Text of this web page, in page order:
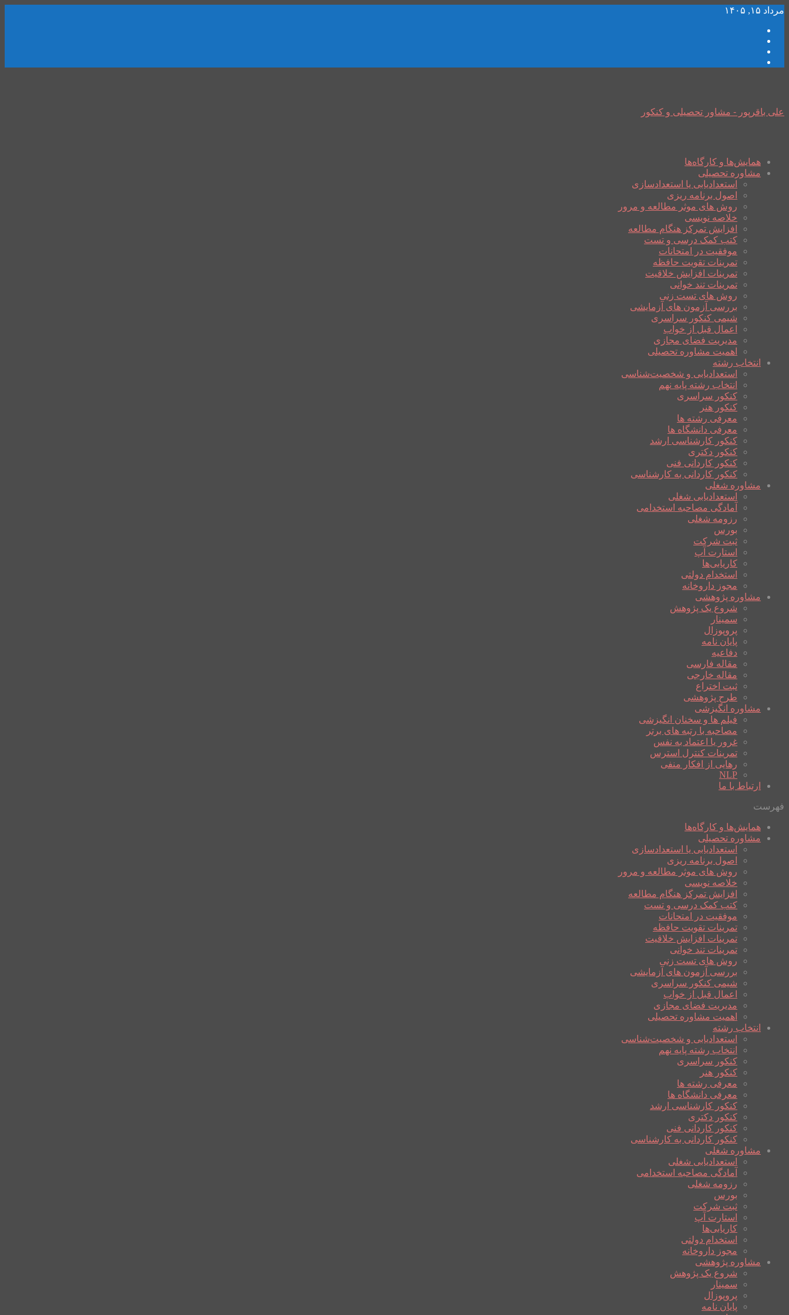
مرداد ۱۵, ۱۴۰۵
علی باقرپور - مشاور تحصیلی و کنکور
همایش‌ها و کارگاه‌ها
مشاوره تحصیلی
استعدادیابی یا استعدادسازی
اصول برنامه ریزی
روش های موثر مطالعه و مرور
خلاصه نویسی
افزایش تمرکز هنگام مطالعه
کتب کمک درسی و تست
موفقیت در امتحانات
تمرینات تقویت حافظه
تمرینات افزایش خلاقیت
تمرینات تند خوانی
روش های تست زنی
بررسی آزمون های آزمایشی
شیمی کنکور سراسری
اعمال قبل از خواب
مدیریت فضای مجازی
اهمیت مشاوره تحصیلی
انتخاب رشته
استعدادیابی و شخصیت‌شناسی
انتخاب رشته پایه نهم
کنکور سراسری
کنکور هنر
معرفی رشته ها
معرفی دانشگاه ها
کنکور کارشناسی ارشد
کنکور دکتری
کنکور کاردانی فنی
کنکور کاردانی به کارشناسی
مشاوره شغلی
استعدادیابی شغلی
آمادگی مصاحبه استخدامی
رزومه شغلی
بورس
ثبت شرکت
استارت آپ
کاریابی‌ها
استخدام دولتی
مجوز داروخانه
مشاوره پژوهشی
شروع یک پژوهش
سمینار
پروپوزال
پایان نامه
دفاعیه
مقاله فارسی
مقاله خارجی
ثبت اختراع
طرح پژوهشی
مشاوره انگیزشی
فیلم ها و سخنان انگیزشی
مصاحبه با رتبه های برتر
غرور یا اعتماد به نفس
تمرینات کنترل استرس
رهایی از افکار منفی
NLP
ارتباط با ما
فهرست
همایش‌ها و کارگاه‌ها
مشاوره تحصیلی
استعدادیابی یا استعدادسازی
اصول برنامه ریزی
روش های موثر مطالعه و مرور
خلاصه نویسی
افزایش تمرکز هنگام مطالعه
کتب کمک درسی و تست
موفقیت در امتحانات
تمرینات تقویت حافظه
تمرینات افزایش خلاقیت
تمرینات تند خوانی
روش های تست زنی
بررسی آزمون های آزمایشی
شیمی کنکور سراسری
اعمال قبل از خواب
مدیریت فضای مجازی
اهمیت مشاوره تحصیلی
انتخاب رشته
استعدادیابی و شخصیت‌شناسی
انتخاب رشته پایه نهم
کنکور سراسری
کنکور هنر
معرفی رشته ها
معرفی دانشگاه ها
کنکور کارشناسی ارشد
کنکور دکتری
کنکور کاردانی فنی
کنکور کاردانی به کارشناسی
مشاوره شغلی
استعدادیابی شغلی
آمادگی مصاحبه استخدامی
رزومه شغلی
بورس
ثبت شرکت
استارت آپ
کاریابی‌ها
استخدام دولتی
مجوز داروخانه
مشاوره پژوهشی
شروع یک پژوهش
سمینار
پروپوزال
پایان نامه